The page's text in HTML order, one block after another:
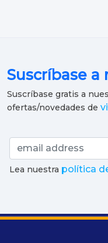
Suscríbase
Suscríbase gratis a
ofertas/novedades de
Lea nuestra política